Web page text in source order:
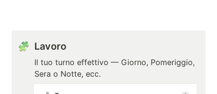
Lavoro
Il tuo turno effettivo — Giorno, Pomeriggio,
Sera o Notte, ecc.